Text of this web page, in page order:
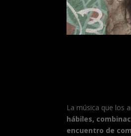
La música que los
hábiles,
encuentro de